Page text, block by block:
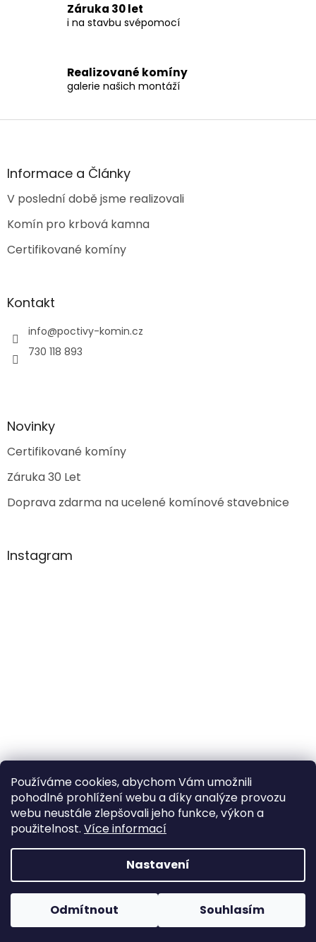
Používáme cookies, abychom Vám umožnili
pohodlné prohlížení webu a díky analýze provozu
webu neustále zlepšovali jeho funkce, výkon a
použitelnost. Více informací
Nastavení
Odmítnout Souhlasím
ý
s
u
Záruka 30 let
i na stavbu svépomocí
Realizované komíny
galerie našich montáží
Z
aInformace a Články
V poslední době jsme realizovali
Komín pro krbová kamna
Certifikované komíny
Kontakt
info@poctivy-komin.cz
730 118 893
Novinky
Certifikované komíny
Záruka 30 Let
Doprava zdarma na ucelené komínové stavebnice
Instagram
Sledovat na Instagramu
Copyright 2026Poctivý komín. Všechna práva
vyhrazena.
Upravit nastavení cookies